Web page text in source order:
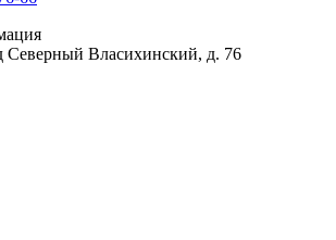
Северный Власихинский, д. 76